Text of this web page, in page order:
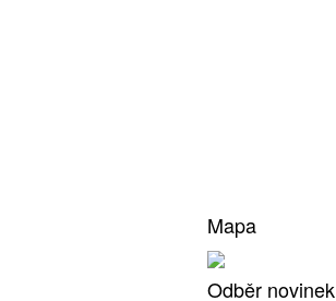
Mapa
Odběr novinek